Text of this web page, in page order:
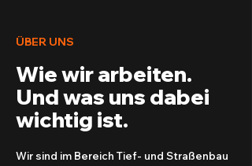
ÜBER UNS
Wie wir arbeiten.
Und was uns dabei
wichtig ist.
Wir sind im Bereich Tief- und Straßenbau